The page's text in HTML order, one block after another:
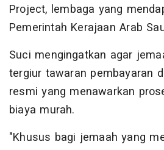
Project, lembaga yang
Pemerintah Kerajaan Arab
Suci mengingatkan agar
tergiur tawaran pembayaran
resmi yang menawarkan
biaya murah.
"Khusus bagi jemaah yang